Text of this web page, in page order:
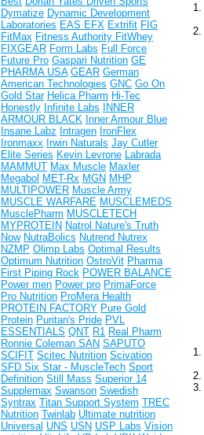
Dymatize Dynamic Development
Laboratories EAS EFX Extrifit FIG
FitMax Fitness Authority FitWhey
FIXGEAR Form Labs Full Force
Future Pro Gaspari Nutrition GE
PHARMA USA GEAR German
American Technologies GNC Go On
Gold Star Helica Pharm Hi-Tec
Honestly Infinite Labs
INNER
ARMOUR BLACK Inner Armour Blue
Insane Labz Intragen IronFlex
Ironmaxx Irwin Naturals Jay Cutler
Elite Series Kevin Levrone Labrada
MAMMUT Max Muscle Maxler
Megabol MET-Rx MGN MHP
MULTIPOWER Muscle Army
MUSCLE WARFARE MUSCLEMEDS
MusclePharm MUSCLETECH
MYPROTEIN Natrol Nature's Truth
Now NutraBolics Nutrend Nutrex
NZMP Olimp Labs Optimal Results
Optimum Nutrition OstroVit Pharma
First Piping Rock POWER BALANCE
Power men Power pro PrimaForce
Pro Nutrition ProMera Health
PROTEIN FACTORY Pure Gold
Protein Puritan's Pride PVL
ESSENTIALS QNT R1 Real Pharm
Ronnie Coleman SAN SAPUTO
SCIFIT Scitec Nutrition Scivation
SFD Six Star - MuscleTech Sport
Definition Still Mass Superior 14
Supplemax Swanson Swedish
Syntrax Titan Support System TREC
Nutrition Twinlab Ultimate nutrition
Universal UNS USN USP Labs Vision